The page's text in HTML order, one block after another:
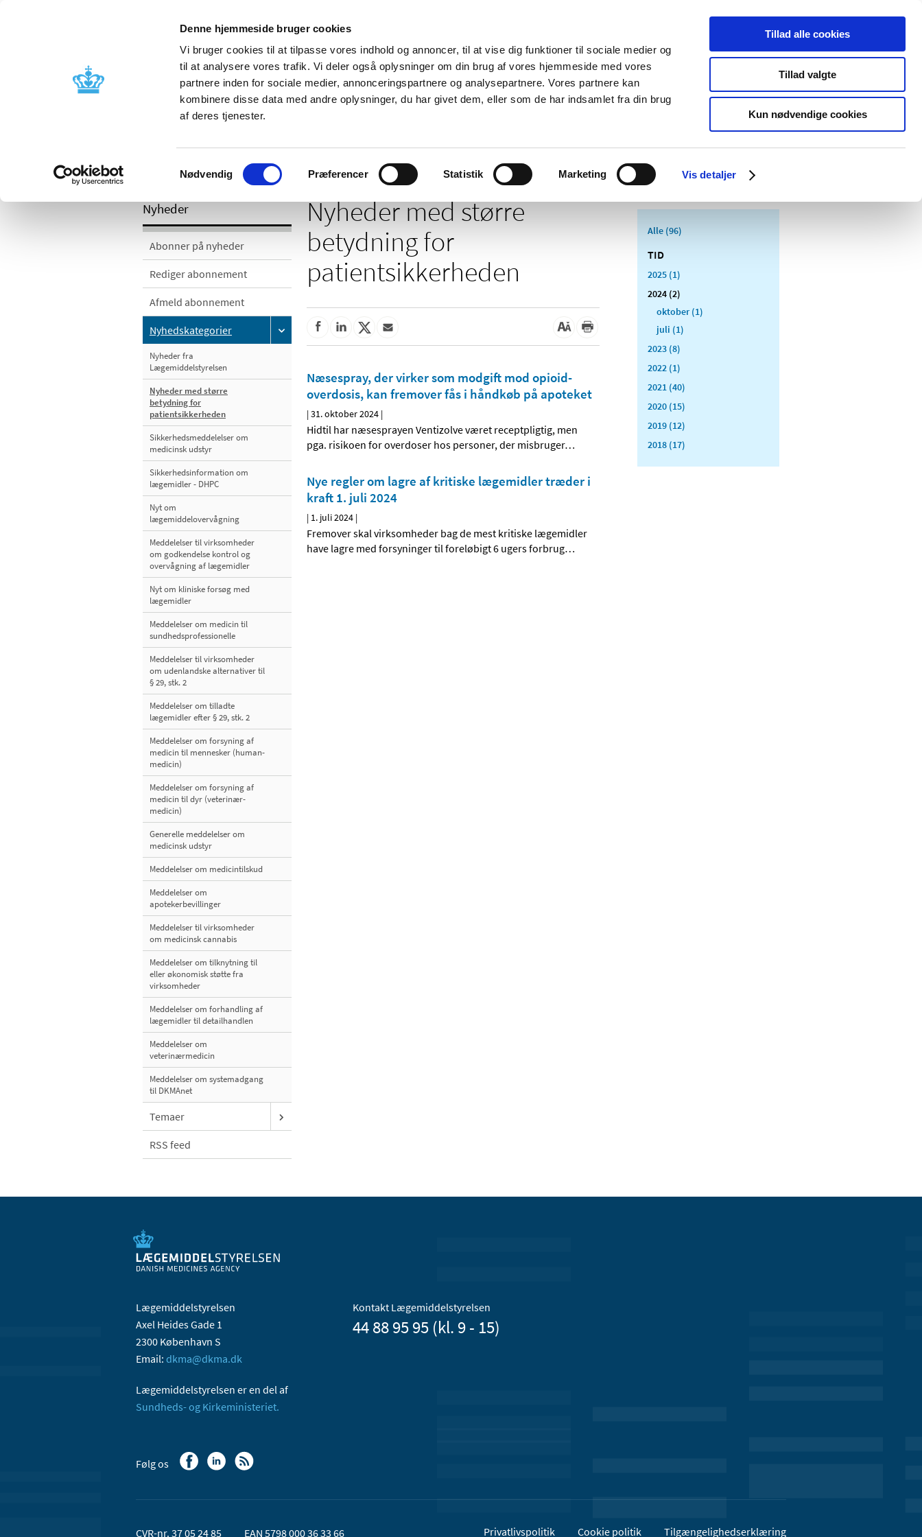
Denne hjemmeside bruger cookies
Vi bruger cookies til at tilpasse vores indhold og annoncer, til at vise dig funktioner til sociale medier og
til at analysere vores trafik. Vi deler også oplysninger om din brug af vores hjemmeside med vores
partnere inden for sociale medier, annonceringspartnere og analysepartnere. Vores partnere kan
kombinere disse data med andre oplysninger, du har givet dem, eller som de har indsamlet fra din brug
af deres tjenester.
Samtykkevalg
Nødvendig Præferencer Statistik Marketing Vis detaljer
Tillad alle cookies
Tillad valgte
Kun nødvendige cookies
Nyheder Om os Kontakt Udgivelser
Godkendelse og
Bivirkninger og
produktinformation
Tilskud og
Apoteker og salg af
Medicinsk
Særlige
produktområder
/ Nyhedskategorier / Nyheder med større betydning for patientsikkerheden
Nyheder
Abonner på nyheder
Rediger abonnement
Afmeld abonnement
Nyhedskategorier
Nyheder fra
Lægemiddelstyrelsen
Nyheder med større
betydning for
patientsikkerheden
Sikkerhedsmeddelelser om
medicinsk udstyr
Sikkerhedsinformation om
lægemidler - DHPC
Nyt om
lægemiddelovervågning
Meddelelser til virksomheder
om godkendelse kontrol og
overvågning af lægemidler
Nyt om kliniske forsøg med
lægemidler
Meddelelser om medicin til
sundhedsprofessionelle
Meddelelser til virksomheder
om udenlandske alternativer til
§ 29, stk. 2
Meddelelser om tilladte
lægemidler efter § 29, stk. 2
Meddelelser om forsyning af
medicin til mennesker (human-
medicin)
Meddelelser om forsyning af
medicin til dyr (veterinær-
medicin)
Generelle meddelelser om
medicinsk udstyr
Meddelelser om medicintilskud
Meddelelser om
apotekerbevillinger
Meddelelser til virksomheder
om medicinsk cannabis
Meddelelser om tilknytning til
eller økonomisk støtte fra
virksomheder
Meddelelser om forhandling af
lægemidler til detailhandlen
Meddelelser om
veterinærmedicin
Meddelelser om systemadgang
til DKMAnet
Temaer
RSS feed
Nyheder med større
betydning for
patientsikkerheden
Næsespray, der virker som modgift mod opioid-
overdosis, kan fremover fås i håndkøb på apoteket
|31. oktober 2024 |
Hidtil har næsesprayen Ventizolve været receptpligtig, men
pga. risikoen for overdoser hos personer, der misbruger…
Nye regler om lagre af kritiske lægemidler træder i
kraft 1. juli 2024
| 1. juli 2024 |
Fremover skal virksomheder bag de mest kritiske lægemidler
have lagre med forsyninger til foreløbigt 6 ugers forbrug…
Alle (96)
TID
2025 (1)
2024 (2)
oktober (1)
juli (1)
2023 (8)
2022 (1)
2021 (40)
2020 (15)
2019 (12)
2018 (17)
Lægemiddelstyrelsen
Axel Heides Gade 1
2300 København S
Email: dkma@dkma.dk
Lægemiddelstyrelsen er en del af
Sundheds- og Kirkeministeriet.
Kontakt Lægemiddelstyrelsen
44 88 95 95 (kl. 9 - 15)
Følg os
CVR-nr. 37 05 24 85 EAN 5798 000 36 33 66 Privatlivspolitik Cookie politik Tilgængelighedserklæring